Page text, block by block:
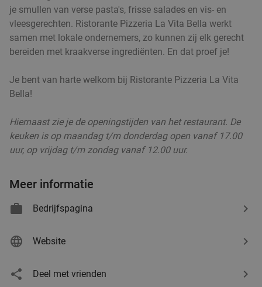
je smullen van verse pasta's, frisse salades en vis- en
vleesgerechten. Ristorante Pizzeria La Vita Bella werkt
samen met lokale ondernemers, zo kunnen zij elk gerecht
bereiden met kraakverse ingrediënten. En dat proef je!
Je bent van harte welkom bij Ristorante Pizzeria La Vita
Bella!
Hiernaast zie je de openingstijden van het restaurant. De
keuken is op maandag t/m donderdag open vanaf 17.00
uur, op vrijdag t/m zondag vanaf 12.00 uur.
Meer informatie
Bedrijfspagina
Website
Deel met vrienden